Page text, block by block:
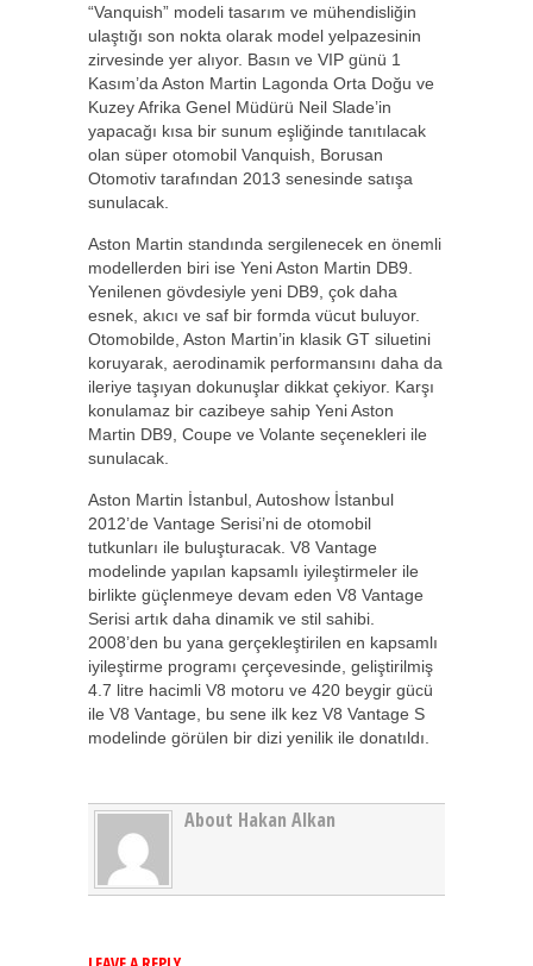
“Vanquish” modeli tasarım ve mühendisliğin
ulaştığı son nokta olarak model yelpazesinin
zirvesinde yer alıyor. Basın ve VIP günü 1
Kasım’da Aston Martin Lagonda Orta Doğu ve
Kuzey Afrika Genel Müdürü Neil Slade’in
yapacağı kısa bir sunum eşliğinde tanıtılacak
olan süper otomobil Vanquish, Borusan
Otomotiv tarafından 2013 senesinde satışa
sunulacak.
Aston Martin standında sergilenecek en önemli
modellerden biri ise Yeni Aston Martin DB9.
Yenilenen gövdesiyle yeni DB9, çok daha
esnek, akıcı ve saf bir formda vücut buluyor.
Otomobilde, Aston Martin’in klasik GT siluetini
koruyarak, aerodinamik performansını daha da
ileriye taşıyan dokunuşlar dikkat çekiyor. Karşı
konulamaz bir cazibeye sahip Yeni Aston
Martin DB9, Coupe ve Volante seçenekleri ile
sunulacak.
Aston Martin İstanbul, Autoshow İstanbul
2012’de Vantage Serisi’ni de otomobil
tutkunları ile buluşturacak. V8 Vantage
modelinde yapılan kapsamlı iyileştirmeler ile
birlikte güçlenmeye devam eden V8 Vantage
Serisi artık daha dinamik ve stil sahibi.
2008’den bu yana gerçekleştirilen en kapsamlı
iyileştirme programı çerçevesinde, geliştirilmiş
4.7 litre hacimli V8 motoru ve 420 beygir gücü
ile V8 Vantage, bu sene ilk kez V8 Vantage S
modelinde görülen bir dizi yenilik ile donatıldı.
About Hakan Alkan